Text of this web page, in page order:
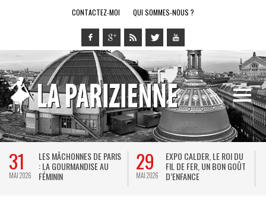
CONTACTEZ-MOI QUI SOMMES-NOUS ?
31
MAI 2026
LES MÂCHONNES DE PARIS
: LA GOURMANDISE AU
FÉMININ
29
MAI 2026
EXPO CALDER, LE ROI DU
FIL DE FER, UN BON GOÛT
D’ENFANCE